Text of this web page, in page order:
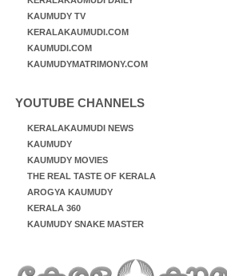
KAUMUDY TV
KERALAKAUMUDI.COM
KAUMUDI.COM
KAUMUDYMATRIMONY.COM
YOUTUBE CHANNELS
KERALAKAUMUDI NEWS
KAUMUDY
KAUMUDY MOVIES
THE REAL TASTE OF KERALA
AROGYA KAUMUDY
KERALA 360
KAUMUDY SNAKE MASTER